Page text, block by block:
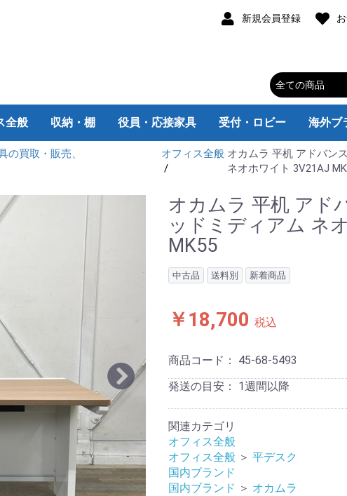
新規会員登録
キャスター付
キャスターなし
カウンターテーブル
大型会議テーブル
折りたたみテーブル
ラウンドテーブル
スクエアテーブル
全般
ェア エグゼクティブチェア
肘なしデスクチェア
肘付デスクチェア
チェア用パーツ
ク 片袖机 旧JIS
片袖机 W1400
片袖机 W1200
片袖机 W1100
片袖机 W1000
ク 両袖机 旧JIS
両袖机 W1600
両袖机 W1400
デスク
机
ク L型机 W2200
L型机 W1800
L型机 W1600
L型机 W1200
脇机 インサイドワゴン
ション
ボード 脚付きタイプ
壁掛けタイプ
家電
収納・棚
ロッカー/靴箱 衣類ロッカー 1
2
3
4
5
6
8
9
備品ロッカー
靴 箱
書庫/キャビネット マップケース
オープン書庫
レターケース
ユニット書庫
ラテラルキャビネット
引違い書庫
両開き書庫
ファイルキャビネット
スチールラック
役員・応接家具
応接用家具
応接会議机・椅子
応接セット
エグゼクティブ家具
受付・ロビー
小型・丸テーブル
カウンター
ロビー・ラウンジ
海外ブ
Friz
HILL
Knoll
USM
Vitra
天童木
その他
買取・販売、 オフィス全般 オカムラ 平机 アドバン
ネオホワイト 3V21AJ
オカムラ 平机 アド
ッドミディアム ネ
MK55
中古品 送料別 新着商品
￥18,700 税込
商品コード： 45-68-5493
発送の目安： 1週間以降
関連カテゴリ
オフィス全般
オフィス全般 ＞ 平デスク
国内ブランド
国内ブランド ＞ オカムラ